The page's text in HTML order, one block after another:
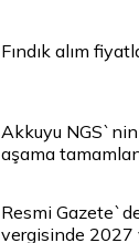
Fındık alım
Akkuyu
aşama
Resmi
vergisinde 2027